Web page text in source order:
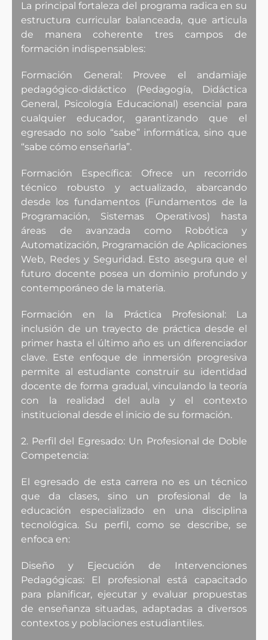
La principal fortaleza del programa radica en su
estructura curricular balanceada, que articula
de manera coherente tres campos de
formación indispensables:
Formación General: Provee el andamiaje
pedagógico-didáctico (Pedagogía, Didáctica
General, Psicología Educacional) esencial para
cualquier educador, garantizando que el
egresado no solo “sabe” informática, sino que
“sabe cómo enseñarla”.
Formación Específica: Ofrece un recorrido
técnico robusto y actualizado, abarcando
desde los fundamentos (Fundamentos de la
Programación, Sistemas Operativos) hasta
áreas de avanzada como Robótica y
Automatización, Programación de Aplicaciones
Web, Redes y Seguridad. Esto asegura que el
futuro docente posea un dominio profundo y
contemporáneo de la materia.
Formación en la Práctica Profesional: La
inclusión de un trayecto de práctica desde el
primer hasta el último año es un diferenciador
clave. Este enfoque de inmersión progresiva
permite al estudiante construir su identidad
docente de forma gradual, vinculando la teoría
con la realidad del aula y el contexto
institucional desde el inicio de su formación.
2. Perfil del Egresado: Un Profesional de Doble
Competencia:
El egresado de esta carrera no es un técnico
que da clases, sino un profesional de la
educación especializado en una disciplina
tecnológica. Su perfil, como se describe, se
enfoca en:
Diseño y Ejecución de Intervenciones
Pedagógicas: El profesional está capacitado
para planificar, ejecutar y evaluar propuestas
de enseñanza situadas, adaptadas a diversos
contextos y poblaciones estudiantiles.